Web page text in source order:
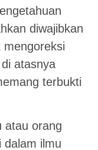
diwajibkan
atasnya
terbukti
atau orang
dalam ilmu